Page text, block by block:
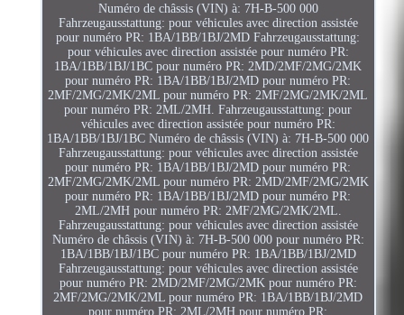
Numéro de châssis (VIN) à: 7H-B-500 000
Fahrzeugausstattung: pour véhicules avec direction assistée
pour numéro PR: 1BA/1BB/1BJ/2MD Fahrzeugausstattung:
pour véhicules avec direction assistée pour numéro PR:
1BA/1BB/1BJ/1BC pour numéro PR: 2MD/2MF/2MG/2MK
pour numéro PR: 1BA/1BB/1BJ/2MD pour numéro PR:
2MF/2MG/2MK/2ML pour numéro PR: 2MF/2MG/2MK/2ML
pour numéro PR: 2ML/2MH. Fahrzeugausstattung: pour
véhicules avec direction assistée pour numéro PR:
1BA/1BB/1BJ/1BC Numéro de châssis (VIN) à: 7H-B-500 000
Fahrzeugausstattung: pour véhicules avec direction assistée
pour numéro PR: 1BA/1BB/1BJ/2MD pour numéro PR:
2MF/2MG/2MK/2ML pour numéro PR: 2MD/2MF/2MG/2MK
pour numéro PR: 1BA/1BB/1BJ/2MD pour numéro PR:
2ML/2MH pour numéro PR: 2MF/2MG/2MK/2ML.
Fahrzeugausstattung: pour véhicules avec direction assistée
Numéro de châssis (VIN) à: 7H-B-500 000 pour numéro PR:
1BA/1BB/1BJ/1BC pour numéro PR: 1BA/1BB/1BJ/2MD
Fahrzeugausstattung: pour véhicules avec direction assistée
pour numéro PR: 2MD/2MF/2MG/2MK pour numéro PR:
2MF/2MG/2MK/2ML pour numéro PR: 1BA/1BB/1BJ/2MD
pour numéro PR: 2ML/2MH pour numéro PR: